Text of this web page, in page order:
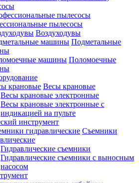
пылесосы
Воздуходувы
Подметальные
Поломоечные
Весы крановые
Весы крановые электронные
Весы крановые электронные с
индикацией на пульте
инструмент
Съемники
Гидравлические съемники
Гидравлические cъемники с выносным
насосом